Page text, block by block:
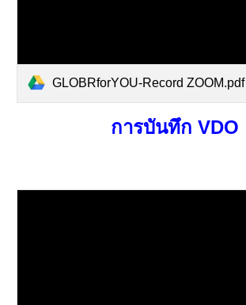
GLOBRforYOU-Record ZOOM.pdf
การบันทึก VDO